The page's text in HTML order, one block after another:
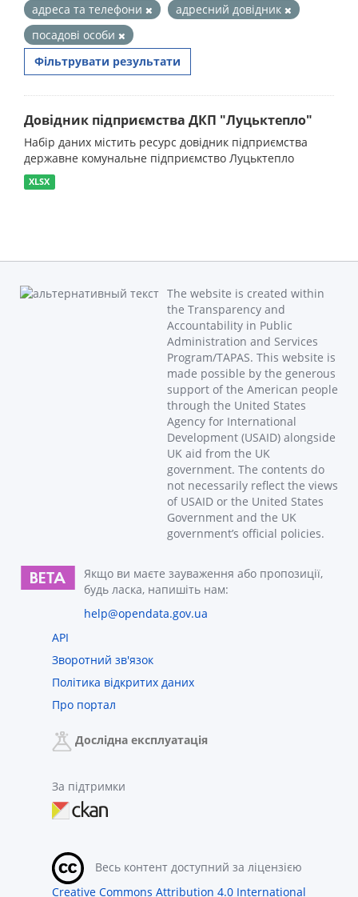
адреса та телефони
адресний довідник
посадові особи
Фільтрувати результати
Довідник підприємства ДКП "Луцьктепло"
Набір даних містить ресурс довідник підприємства
державне комунальне підприємство Луцьктепло
XLSX
The website is created within
the Transparency and
Accountability in Public
Administration and Services
Program/TAPAS. This website is
made possible by the generous
support of the American people
through the United States
Agency for International
Development (USAID) alongside
UK aid from the UK
government. The contents do
not necessarily reflect the views
of USAID or the United States
Government and the UK
government’s official policies.
Якщо ви маєте зауваження або пропозиції,
будь ласка, напишіть нам:
help@opendata.gov.ua
API
Зворотний зв'язок
Політика відкритих даних
Про портал
Дослідна експлуатація
За підтримки
Весь контент доступний за ліцензією
Creative Commons Attribution 4.0 International